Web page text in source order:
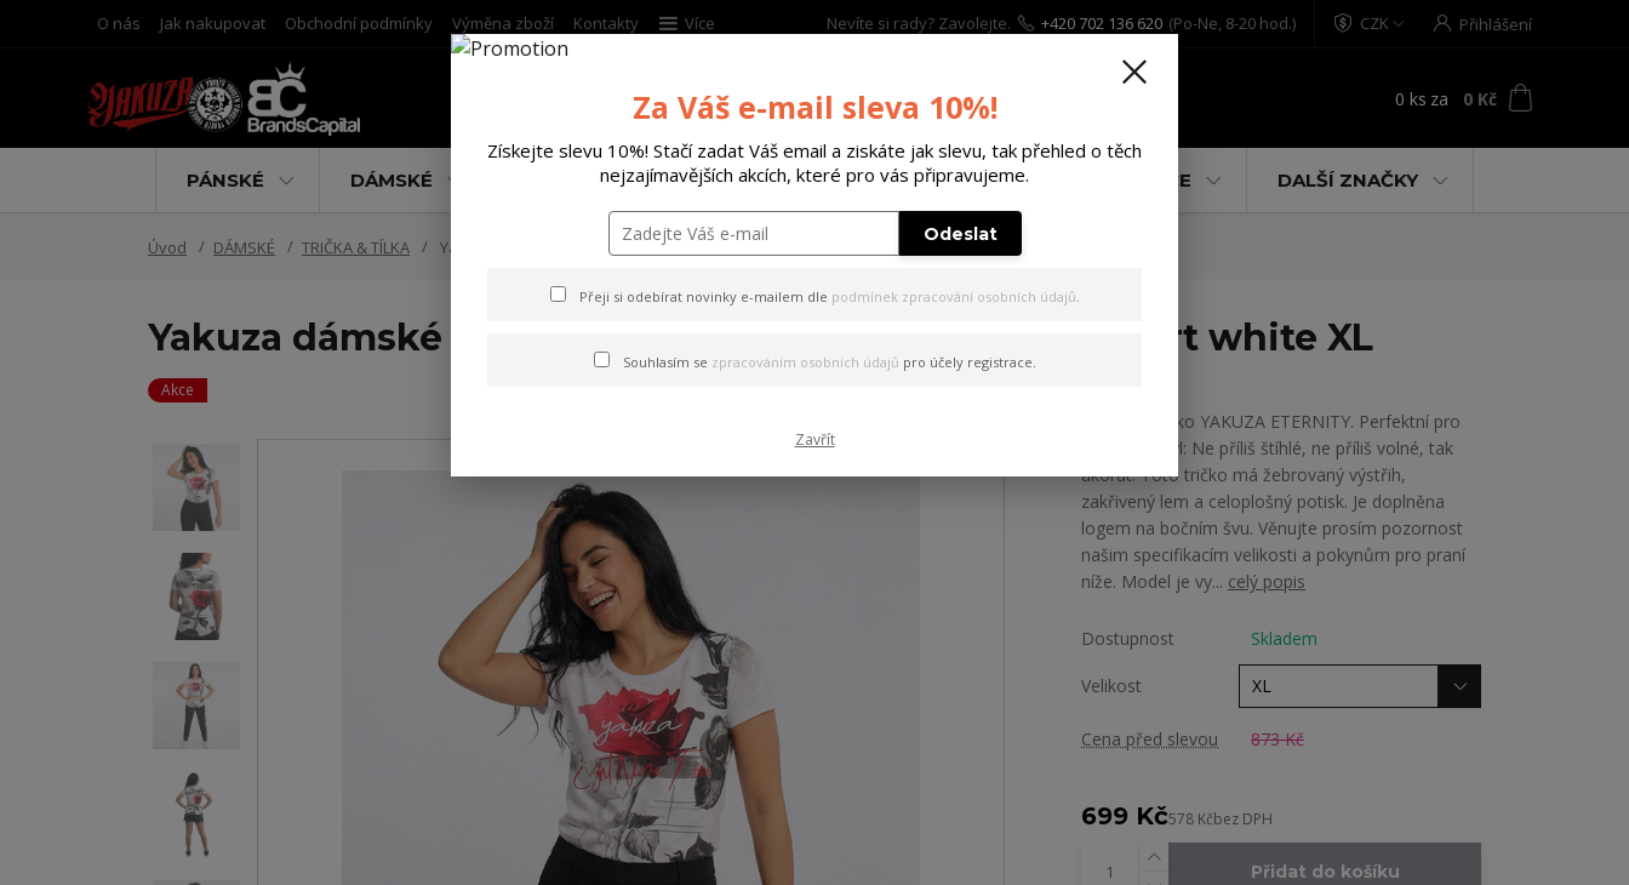
O nás Jak nakupovat Obchodní podmínky Výměna zboží Kontakty Více CZK Přihlášení
Nevíte si rady? Zavolejte. +420 702 136 620 (Po-Ne, 8-20 hod.)
0 ks za 0 Kč
PÁNSKÉ DÁMSKÉ DOPLŇKY DÁRKOVÉ POUKAZY % AKCE DALŠÍ ZNAČKY
Úvod DÁMSKÉ TRIČKA & TÍLKA Yakuza dámské tílko Eternity Curved Crew Neck T-Shirt white XL
Yakuza dámské tílko Eternity Curved Crew Neck T-Shirt white XL
Akce
Dámské tričko YAKUZA ETERNITY. Perfektní pro
uvolněný styl: Ne příliš štíhlé, ne příliš volné, tak
akorát. Toto tričko má žebrovaný výstřih,
zakřivený lem a celoplošný potisk. Je doplněna
logem na bočním švu. Věnujte prosím pozornost
našim specifikacím velikosti a pokynům pro praní
níže. Model je vy... celý popis
Dostupnost Skladem
Velikost
Cena před slevou 873 Kč
699 Kč578 Kčbez DPH
Přidat do košíku
Za Váš e-mail sleva 10%!
Získejte slevu 10%! Stačí zadat Váš email a ziskáte jak slevu, tak přehled o těch
nejzajímavějších akcích, které pro vás připravujeme.
Odeslat
Přeji si odebírat novinky e-mailem dle podmínek zpracování osobních údajů.
Souhlasím se zpracováním osobních údajů pro účely registrace.
Zavřít